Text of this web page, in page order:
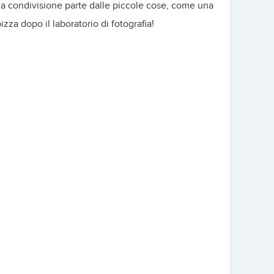
condivisione parte dalle piccole cose, come una
dopo il laboratorio di fotografia!